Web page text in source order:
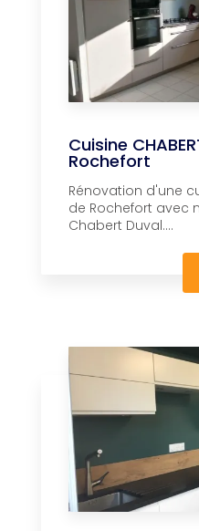
Cuisine
Rochefort
Rénovation d'une
de Rochefort avec
Chabert Duval....